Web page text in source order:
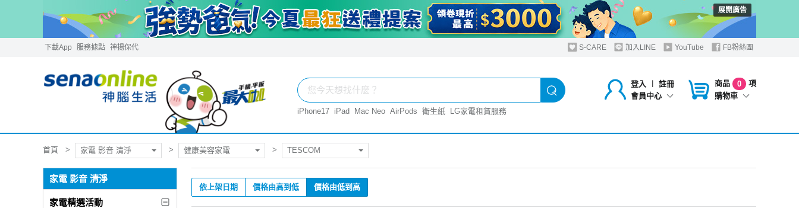
展開廣告
下載App 服務據點 神揚保代 S-CARE 加入LINE YouTube FB粉絲團
登入 ︱
註冊
會員中心
商品 0
項
購物車
iPhone17 iPad Mac Neo AirPods 衛生紙 LG家電租賃服務
首頁 家電 影音 清淨 健康美容家電 TESCOM
家電 影音 清淨
家電精選活動
依上架日期 價格由高到低 價格由低到高